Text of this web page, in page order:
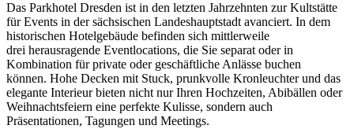
Das Parkhotel Dresden ist in den letzten Jahrzehnten zur Kultstätte
für Events in der sächsischen Landeshauptstadt avanciert. In dem
historischen Hotelgebäude befinden sich mittlerweile
drei herausragende Eventlocations, die Sie separat oder in
Kombination für private oder geschäftliche Anlässe buchen
können. Hohe Decken mit Stuck, prunkvolle Kronleuchter und das
elegante Interieur bieten nicht nur Ihren Hochzeiten, Abibällen oder
Weihnachtsfeiern eine perfekte Kulisse, sondern auch
Präsentationen, Tagungen und Meetings.